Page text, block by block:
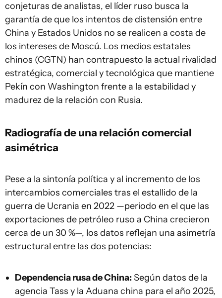
conjeturas de analistas, el líder ruso busca la
garantía de que los intentos de distensión entre
China y Estados Unidos no se realicen a costa de
los intereses de Moscú. Los medios estatales
chinos (CGTN) han contrapuesto la actual rivalidad
estratégica, comercial y tecnológica que mantiene
Pekín con Washington frente a la estabilidad y
madurez de la relación con Rusia.
Radiografía de una relación comercial
asimétrica
Pese a la sintonía política y al incremento de los
intercambios comerciales tras el estallido de la
guerra de Ucrania en 2022 —periodo en el que las
exportaciones de petróleo ruso a China crecieron
cerca de un 30 %—, los datos reflejan una asimetría
estructural entre las dos potencias:
Dependencia rusa de China: Según datos de la
agencia Tass y la Aduana china para el año 2025,